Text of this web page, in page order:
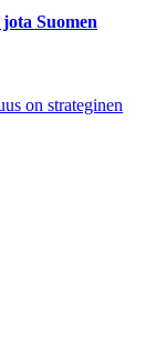
Suomen
on strateginen